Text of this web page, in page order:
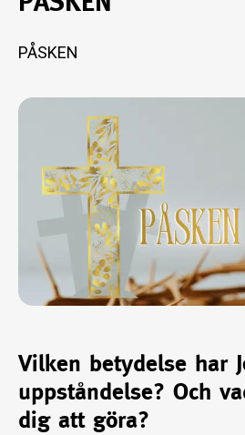
PÅSKEN
Vilken betydelse har
uppståndelse? Och
dig att göra?